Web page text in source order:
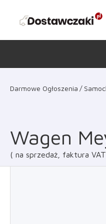
Darmowe Ogłoszenia
Wagen
na sprzedaż, faktura VAT